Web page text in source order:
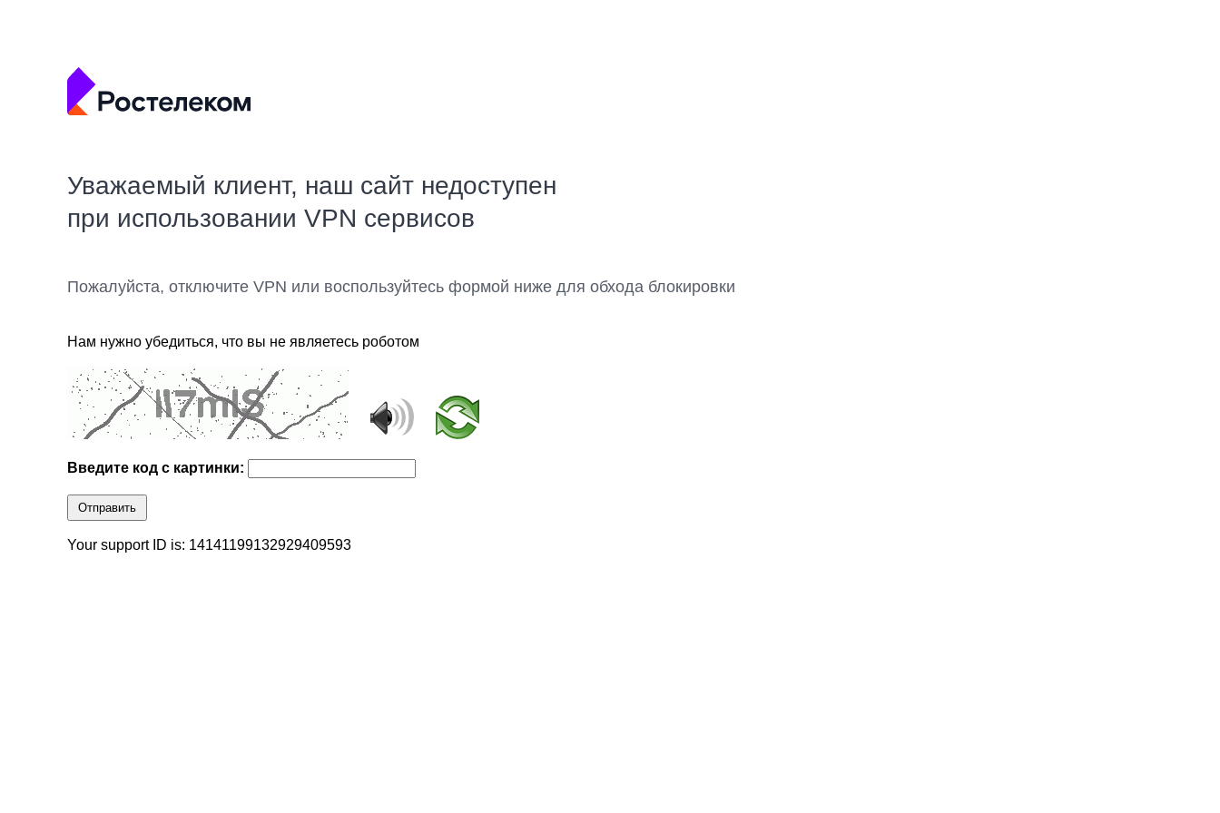
Уважаемый клиент, наш сайт недоступен
при использовании VPN сервисов
Пожалуйста, отключите VPN или воспользуйтесь формой ниже для обхода блокировки
Нам нужно убедиться, что вы не являетесь роботом
Введите код с картинки:
Отправить
Your support ID is: 14141199132929409593